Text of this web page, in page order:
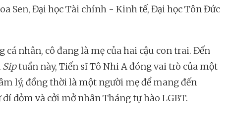
Sen, Đại học Tài chính - Kinh tế, Đại học Tôn Đức
cá nhân, cô đang là mẹ của hai cậu con trai. Đến
Siptuần này, Tiến sĩ Tô Nhi A đóng vai trò của một
lý, đồng thời là một người mẹ để mang đến
dỏm và cởi mở nhân Tháng tự hào LGBT.